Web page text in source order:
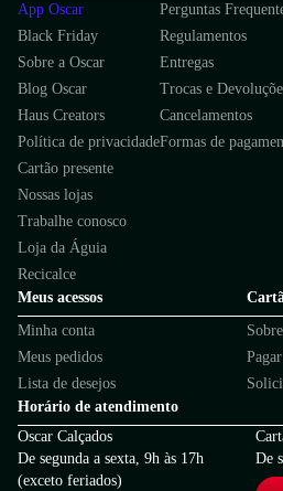
App Oscar
Black Friday
Sobre a Oscar
Blog Oscar
Haus Creators
Política de privacidade
Cartão presente
Nossas lojas
Trabalhe conosco
Loja da Águia
Recicalce
Perguntas
Regulamentos
Entregas
Trocas e
Cancelamentos
Formas de
Meus acessos
Minha conta
Meus pedidos
Lista de desejos
Horário de atendimento
Oscar Calçados
De segunda a sexta, 9h às 17h
(exceto feriados)
De